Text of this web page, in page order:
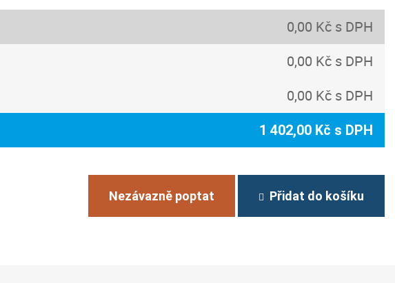
0,00 Kč s DPH
0,00 Kč s DPH
0,00 Kč s DPH
1 402,00 Kč s DPH
Nezávazně poptat Přidat do košíku